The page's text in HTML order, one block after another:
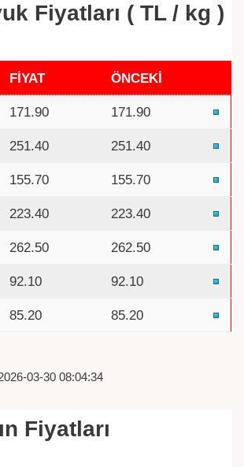
Fiyatları ( TL / kg )
FİYAT ÖNCEKİ
171.90 171.90
251.40 251.40
155.70 155.70
223.40 223.40
262.50 262.50
92.10 92.10
85.20 85.20
03-30 08:04:34
Fiyatları